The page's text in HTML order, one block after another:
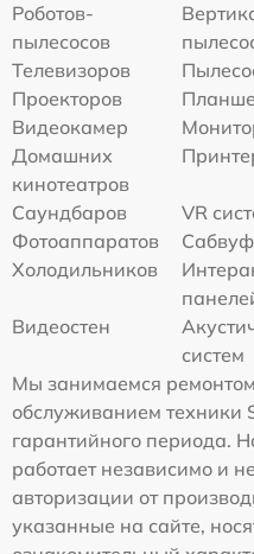
Роботов-
пылесосов
Телевизоров
Проекторов
Видеокамер
Домашних
кинотеатров
Саундбаров
VR
Фотоаппаратов
Холодильников
Видеостен
систем
Мы занимаемся
обслуживанием техники
гарантийного периода.
работает независимо и
авторизации от
указанные на сайте,